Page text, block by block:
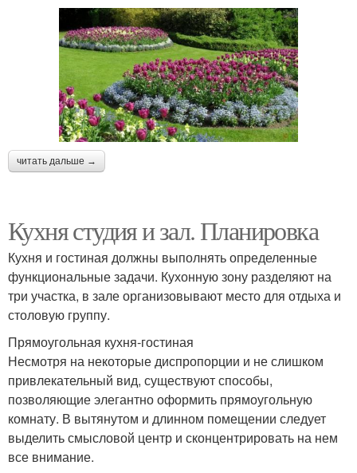
читать дальше →
Кухня студия и зал. Планировка
Кухня и гостиная должны выполнять определенные
функциональные задачи. Кухонную зону разделяют на
три участка, в зале организовывают место для отдыха и
столовую группу.
Прямоугольная кухня-гостиная
Несмотря на некоторые диспропорции и не слишком
привлекательный вид, существуют способы,
позволяющие элегантно оформить прямоугольную
комнату. В вытянутом и длинном помещении следует
выделить смысловой центр и сконцентрировать на нем
все внимание.